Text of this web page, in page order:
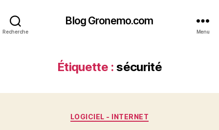
Recherche
Blog Gronemo.com
Menu
Étiquette : sécurité
Catégories
LOGICIEL - INTERNET